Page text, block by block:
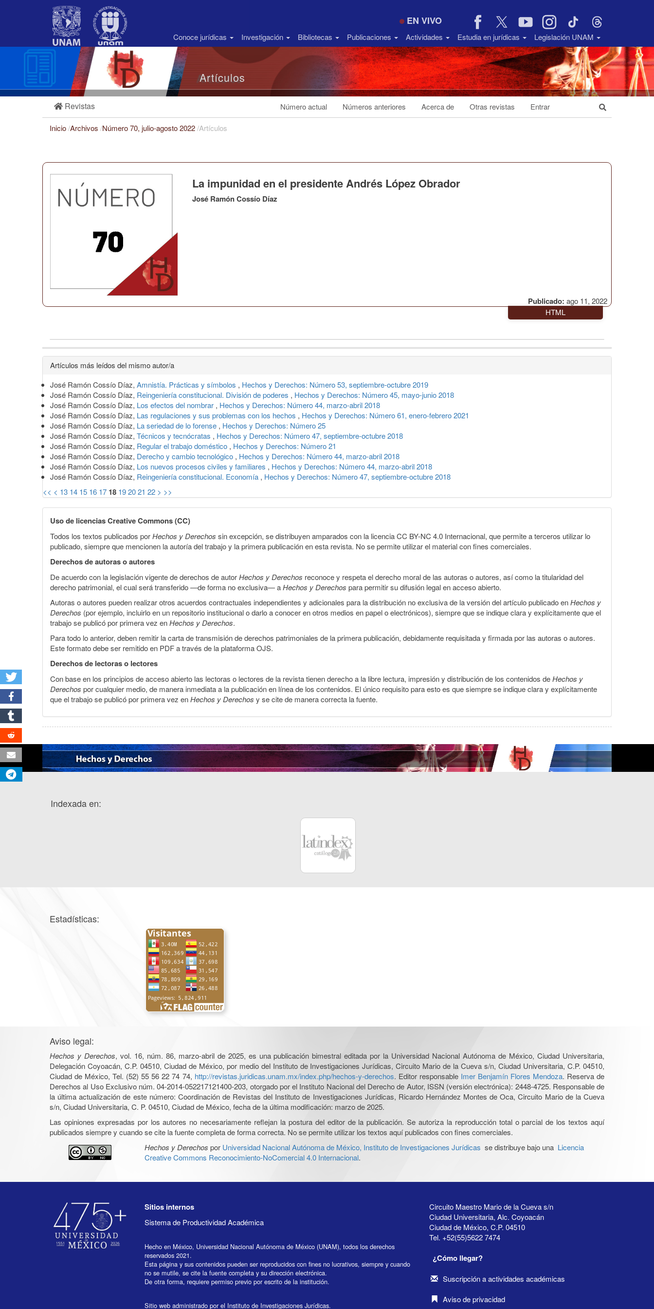
Barra
EN VIVO
Conoce jurídicas Investigación Bibliotecas Publicaciones Actividades Estudia en jurídicas Legislación UNAM
Artículos
Revistas Número actual Números anteriores Acerca de Otras revistas Entrar
Inicio/Archivos /Número 70, julio-agosto 2022/Artículos
Publicado: ago 11, 2022
La impunidad en el presidente Andrés López Obrador
José Ramón Cossío Díaz
HTML
Detalles
del
artículo
Artículos más leídos del mismo autor/a
José Ramón Cossío Díaz, Amnistía. Prácticas y símbolos , Hechos y Derechos: Número 53, septiembre-octubre 2019
José Ramón Cossío Díaz, Reingeniería constitucional. División de poderes , Hechos y Derechos: Número 45, mayo-junio 2018
José Ramón Cossío Díaz, Los efectos del nombrar , Hechos y Derechos: Número 44, marzo-abril 2018
José Ramón Cossío Díaz, Las regulaciones y sus problemas con los hechos , Hechos y Derechos: Número 61, enero-febrero 2021
José Ramón Cossío Díaz, La seriedad de lo forense , Hechos y Derechos: Número 25
José Ramón Cossío Díaz, Técnicos y tecnócratas , Hechos y Derechos: Número 47, septiembre-octubre 2018
José Ramón Cossío Díaz, Regular el trabajo doméstico , Hechos y Derechos: Número 21
José Ramón Cossío Díaz, Derecho y cambio tecnológico , Hechos y Derechos: Número 44, marzo-abril 2018
José Ramón Cossío Díaz, Los nuevos procesos civiles y familiares , Hechos y Derechos: Número 44, marzo-abril 2018
José Ramón Cossío Díaz, Reingeniería constitucional. Economía , Hechos y Derechos: Número 47, septiembre-octubre 2018
<< < 13 14 15 16 17 18 192021 22 > >>
Uso de licencias Creative Commons (CC)
Todos los textos publicados porHechos y Derechos sin excepción, se distribuyen amparados con la licencia CC BY-NC 4.0 Internacional, que permite a terceros utilizar lo
publicado, siempre que mencionen la autoría del trabajo y la primera publicación en esta revista. No se permite utilizar el material con fines comerciales.
Derechos de autoras o autores
De acuerdo con la legislación vigente de derechos de autorHechos y Derechos reconoce y respeta el derecho moral de las autoras o autores, así como la titularidad del
derecho patrimonial, el cual será transferido —de forma no exclusiva— aHechos y Derechos para permitir su difusión legal en acceso abierto.
Autoras o autores pueden realizar otros acuerdos contractuales independientes y adicionales para la distribución no exclusiva de la versión del artículo publicado enHechos y
Derechos (por ejemplo, incluirlo en un repositorio institucional o darlo a conocer en otros medios en papel o electrónicos), siempre que se indique clara y explícitamente que el
trabajo se publicó por primera vez enHechos y Derechos.
Para todo lo anterior, deben remitir la carta de transmisión de derechos patrimoniales de la primera publicación, debidamente requisitada y firmada por las autoras o autores.
Este formato debe ser remitido en PDF a través de la plataforma OJS.
Derechos de lectoras o lectores
Con base en los principios de acceso abierto las lectoras o lectores de la revista tienen derecho a la libre lectura, impresión y distribución de los contenidos deHechos y
Derechos por cualquier medio, de manera inmediata a la publicación en línea de los contenidos. El único requisito para esto es que siempre se indique clara y explícitamente
que el trabajo se publicó por primera vez enHechos y Derechos y se cite de manera correcta la fuente.
Indexada en:
Estadísticas:
Aviso legal:
Hechos y Derechos, vol. 16, núm. 86, marzo-abril de 2025, es una publicación bimestral editada por la Universidad Nacional Autónoma de México, Ciudad Universitaria,
Delegación Coyoacán, C.P. 04510, Ciudad de México, por medio del Instituto de Investigaciones Jurídicas, Circuito Mario de la Cueva s/n, Ciudad Universitaria, C.P. 04510,
Ciudad de México, Tel. (52) 55 56 22 74 74, http://revistas.juridicas.unam.mx/index.php/hechos-y-derechos. Editor responsable Imer Benjamín Flores Mendoza. Reserva de
Derechos al Uso Exclusivo núm. 04-2014-052217121400-203, otorgado por el Instituto Nacional del Derecho de Autor, ISSN (versión electrónica): 2448-4725. Responsable de
la última actualización de este número: Coordinación de Revistas del Instituto de Investigaciones Jurídicas, Ricardo Hernández Montes de Oca, Circuito Mario de la Cueva
s/n, Ciudad Universitaria, C. P. 04510, Ciudad de México, fecha de la última modificación: marzo de 2025.
Las opiniones expresadas por los autores no necesariamente reflejan la postura del editor de la publicación. Se autoriza la reproducción total o parcial de los textos aquí
publicados siempre y cuando se cite la fuente completa de forma correcta. No se permite utilizar los textos aquí publicados con fines comerciales.
Hechos y Derechos por Universidad Nacional Autónoma de México, Instituto de Investigaciones Jurídicas se distribuye bajo una Licencia
Creative Commons Reconocimiento-NoComercial 4.0 Internacional.
Sitios internos
Sistema de Productividad Académica
Hecho en México, Universidad Nacional Autónoma de México (UNAM), todos los derechos
reservados 2021.
Esta página y sus contenidos pueden ser reproducidos con fines no lucrativos, siempre y cuando
no se mutile, se cite la fuente completa y su dirección electrónica.
De otra forma, requiere permiso previo por escrito de la institución.
Sitio web administrado por el Instituto de Investigaciones Jurídicas.
Circuito Maestro Mario de la Cueva s/n
Ciudad Universitaria, Alc. Coyoacán
Ciudad de México, C.P. 04510
Tel. +52(55)5622 7474
¿Cómo llegar?
Suscripción a actividades académicas
Aviso de privacidad